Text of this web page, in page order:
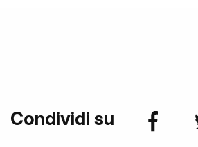
Condividi su